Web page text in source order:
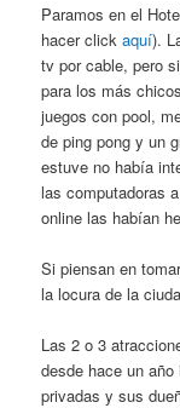
Paramos en el
hacer clickaquí).
tv por cable, pero
para los más
juegos con pool,
de ping pong y un
estuve no había
las computadoras
online las habían
Si piensan en
la locura de la
Las 2 o 3
desde hace un
privadas y sus